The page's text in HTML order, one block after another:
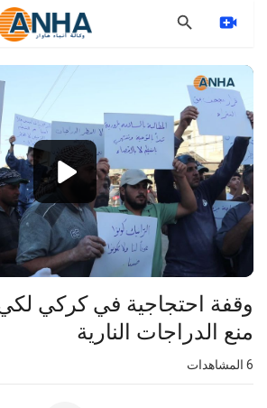
Video
Player
وقفة احتجاجية في كركي لكي
منع الدراجات النارية
المشاهدات